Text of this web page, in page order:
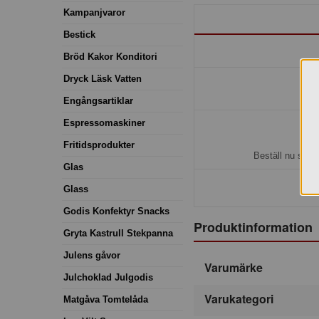
Kampanjvaror
Bestick
Bröd Kakor Konditori
Dryck Läsk Vatten
Engångsartiklar
Espressomaskiner
Fritidsprodukter
Glas
Glass
Godis Konfektyr Snacks
Gryta Kastrull Stekpanna
Julens gåvor
Julchoklad Julgodis
Matgåva Tomtelåda
Beställ nu så
Produktinformation
Varumärke
Varukategori